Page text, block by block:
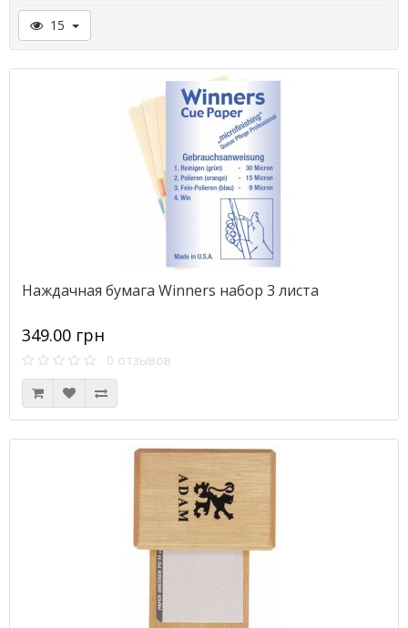
15
Наждачная бумага Winners набор 3 листа
349.00 грн
0 отзывов